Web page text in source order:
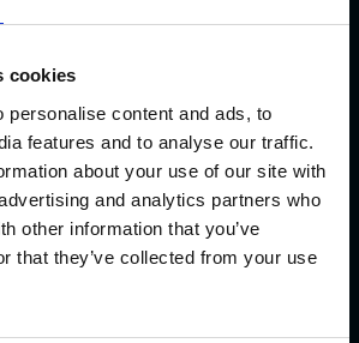
cookies
personalise content and ads, to
features and to analyse our traffic.
about your use of our site with
and analytics partners who
other information that you’ve
that they’ve collected from your use
troverete brochure con
di montaggio, manuali,
altro.